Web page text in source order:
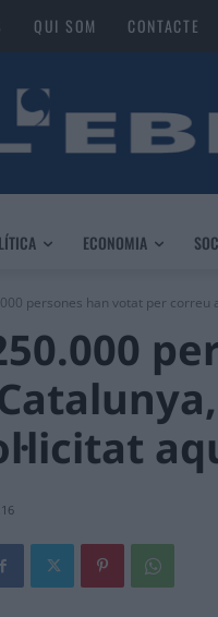
QUI SOM CONTACTE
ECONOMIA
persones han votat per correu